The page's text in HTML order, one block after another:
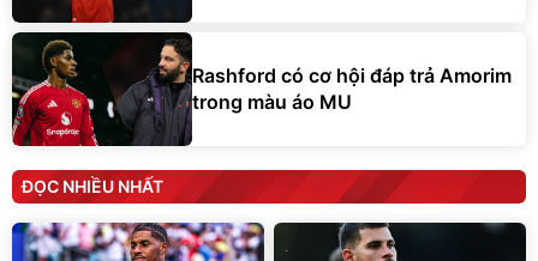
Rashford có cơ hội đáp trả Amorim
trong màu áo MU
ĐỌC NHIỀU NHẤT